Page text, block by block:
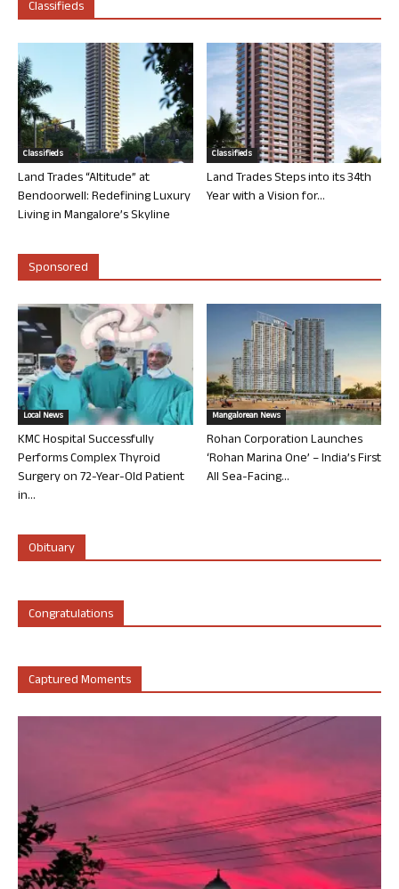
Classifieds
Classifieds
Land Trades “Altitude” at
Bendoorwell: Redefining Luxury
Living in Mangalore’s Skyline
Classifieds
Land Trades Steps into its 34th
Year with a Vision for...
Sponsored
Local News
KMC Hospital Successfully
Performs Complex Thyroid
Surgery on 72-Year-Old Patient
in...
Mangalorean News
Rohan Corporation Launches
‘Rohan Marina One’ – India’s First
All Sea-Facing...
Obituary
Congratulations
Captured Moments